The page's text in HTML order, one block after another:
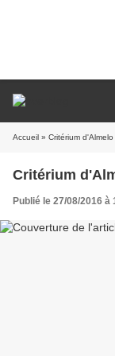
Accueil » Critérium d'Almelo
Critérium
Publié le 27/08/2016 à